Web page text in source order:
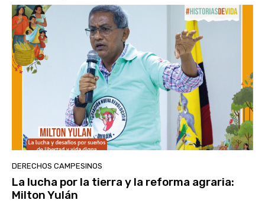
DERECHOS CAMPESINOS
La lucha por la tierra y la reforma agraria:
Milton Yulán